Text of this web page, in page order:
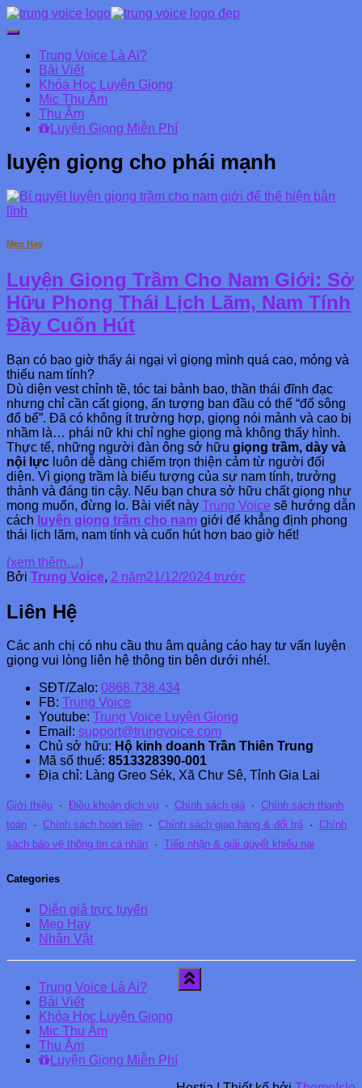
Chuyển
Danh
mục
chính
Trung Voice Là Ai?
Bài Viết
Khóa Học Luyện Giọng
Mic Thu Âm
Thu Âm
Luyện Giọng Miễn Phí
luyện giọng cho phái mạnh
Mẹo Hay
Luyện Giọng Trầm Cho Nam Giới: Sở
Hữu Phong Thái Lịch Lãm, Nam Tính
Đầy Cuốn Hút
Bạn có bao giờ thấy ái ngại vì giọng mình quá cao, mỏng và
thiếu nam tính?
Dù diện vest chỉnh tề, tóc tai bảnh bao, thần thái đĩnh đạc
nhưng chỉ cần cất giọng, ấn tượng ban đầu có thể “đổ sông
đổ bể”. Đã có không ít trường hợp, giọng nói mảnh và cao bị
nhầm là… phái nữ khi chỉ nghe giọng mà không thấy hình.
Thực tế, những người đàn ông sở hữu giọng trầm, dày và
nội lực luôn dễ dàng chiếm trọn thiện cảm từ người đối
diện. Vì giọng trầm là biểu tượng của sự nam tính, trưởng
thành và đáng tin cậy. Nếu bạn chưa sở hữu chất giọng như
mong muốn, đừng lo. Bài viết này Trung Voice sẽ hướng dẫn
cách luyện giọng trầm cho nam giới để khẳng định phong
thái lịch lãm, nam tính và cuốn hút hơn bao giờ hết!
(xem thêm…)
Bởi Trung Voice, 2 năm21/12/2024 trước
Liên Hệ
Các anh chị có nhu cầu thu âm quảng cáo hay tư vấn luyện
giọng vui lòng liên hệ thông tin bên dưới nhé!.
SĐT/Zalo: 0868.738.434
FB:
Trung Voice
Youtube:
Trung Voice Luyện Giọng
Email: support@trungvoice.com
Chủ sở hữu: Hộ kinh doanh Trần Thiên Trung
Mã số thuế: 8513328390-001
Địa chỉ: Làng Greo Sék, Xã Chư Sê, Tỉnh Gia Lai
Giới thiệu · Điều khoản dịch vụ · Chính sách giá · Chính sách thanh
toán · Chính sách hoàn tiền · Chính sách giao hàng & đổi trả · Chính
sách bảo vệ thông tin cá nhân · Tiếp nhận & giải quyết khiếu nại
Categories
Diễn giả trực tuyến
Mẹo Hay
Nhân Vật
Trung Voice Là Ai?
Bài Viết
Khóa Học Luyện Giọng
Mic Thu Âm
Thu Âm
Luyện Giọng Miễn Phí